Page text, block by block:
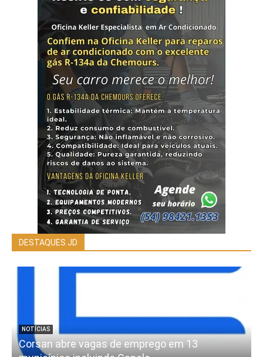
DESTAQUES JD
NOTÍCIAS
Corsan abre vagas de emprego em 13